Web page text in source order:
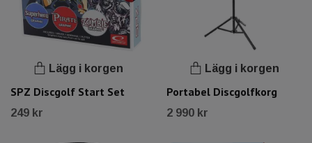
Lägg i korgen
SPZ Discgolf Start Set
249 kr
Lägg i korgen
Portabel Discgolfkorg
2 990 kr